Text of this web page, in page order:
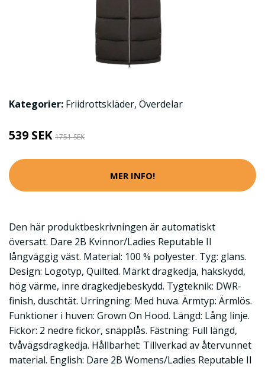
Kategorier: Friidrottskläder, Överdelar
539 SEK 1751 SEK
MER INFO!
Den här produktbeskrivningen är automatiskt
översatt. Dare 2B Kvinnor/Ladies Reputable II
långväggig väst. Material: 100 % polyester. Tyg: glans.
Design: Logotyp, Quilted. Märkt dragkedja, hakskydd,
hög värme, inre dragkedjebeskydd. Tygteknik: DWR-
finish, duschtät. Urringning: Med huva. Ärmtyp: Ärmlös.
Funktioner i huven: Grown On Hood. Längd: Lång linje.
Fickor: 2 nedre fickor, snäpplås. Fästning: Full längd,
tvåvägsdragkedja. Hållbarhet: Tillverkad av återvunnet
material. English: Dare 2B Womens/Ladies Reputable II